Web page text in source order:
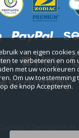
van eigen cookies
te verbeteren en om
met uw voorkeuren
Om uw toestemming
de knop Accepteren.